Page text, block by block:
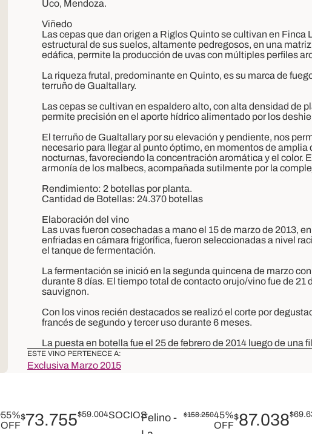
Uco, Mendoza.
Viñedo
Las cepas que dan origen a Riglos Quinto se cultivan en Finca
estructural de sus suelos, altamente pedregosos, en una
edáfica, permite la producción de uvas con múltiples perfiles
La riqueza frutal, predominante en Quinto, es su marca de
terruño de Gualtallary.
Las cepas se cultivan en espaldero alto, con alta densidad de
permite precisión en el aporte hídrico alimentado por los
El terruño de Gualtallary por su elevación y pendiente, nos
necesario para llegar al punto óptimo, en momentos de
nocturnas, favoreciendo la concentración aromática y el color.
armonía de los malbecs, acompañada sutilmente por la
Rendimiento: 2 botellas por planta.
Cantidad de Botellas: 24.370 botellas
Elaboración del vino
Las uvas fueron cosechadas a mano el 15 de marzo de 2013,
enfriadas en cámara frigorífica, fueron seleccionadas a nivel
el tanque de fermentación.
La fermentación se inició en la segunda quincena de marzo
durante 8 días. El tiempo total de contacto orujo/vino fue de 21
sauvignon.
Con los vinos recién destacados se realizó el corte por
francés de segundo y tercer uso durante 6 meses.
La puesta en botella fue el 25 de febrero de 2014 luego de una
ESTE VINO PERTENECE A:
Exclusiva Marzo 2015
55%
OFF
$73.755$59.004SOCIOSFelino -
$158.25045%
OFF
$87.038$